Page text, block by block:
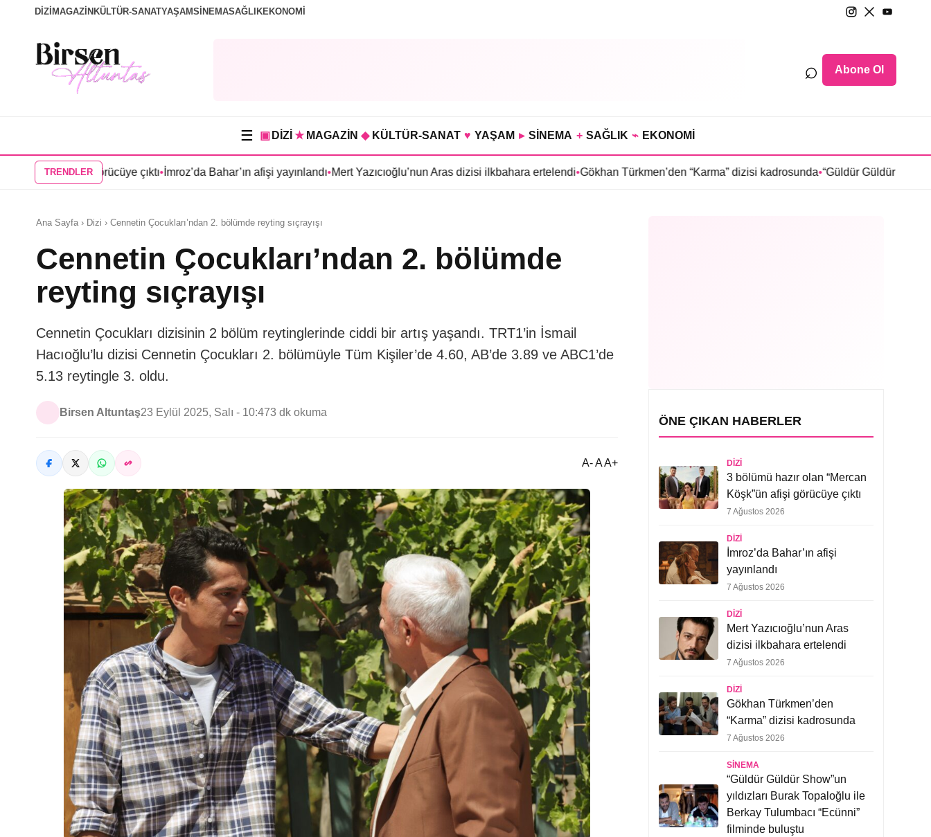
DİZİ MAGAZİN KÜLTÜR-SANATYAŞAMSİNEMASAĞLIKEKONOMİ
⌕ Abone Ol
☰ ▣ DİZİ ★ MAGAZİN ◆ KÜLTÜR-SANAT ♥ YAŞAM ▸ SİNEMA + SAĞLIK ⌁ EKONOMİ
TRENDLER
görücüye çıktı İmroz’da Bahar’ın afişi yayınlandı•Mert Yazıcıoğlu’nun Aras dizisi ilkbahara ertelendi•Gökhan Türkmen’den “Karma” dizisi kadrosunda• “Güldür Güldür Show”un
Ana Sayfa › Dizi › Cennetin Çocukları’ndan 2. bölümde reyting sıçrayışı
Cennetin Çocukları’ndan 2. bölümde
reyting sıçrayışı
Cennetin Çocukları dizisinin 2 bölüm reytinglerinde ciddi bir artış yaşandı. TRT1’in İsmail
Hacıoğlu’lu dizisi Cennetin Çocukları 2. bölümüyle Tüm Kişiler’de 4.60, AB’de 3.89 ve ABC1’de
5.13 reytingle 3. oldu.
Birsen Altuntaş23 Eylül 2025, Salı - 10:473 dk okuma
A- A A+
ÖNE ÇIKAN HABERLER
DIZI
3 bölümü hazır olan “Mercan
Köşk”ün afişi görücüye çıktı
7 Ağustos 2026
DIZI
İmroz’da Bahar’ın afişi
yayınlandı
7 Ağustos 2026
DIZI
Mert Yazıcıoğlu’nun Aras
dizisi ilkbahara ertelendi
7 Ağustos 2026
DIZI
Gökhan Türkmen’den
“Karma” dizisi kadrosunda
7 Ağustos 2026
SINEMA
“Güldür Güldür Show”un
yıldızları Burak Topaloğlu ile
Berkay Tulumbacı “Ecünni”
filminde buluştu